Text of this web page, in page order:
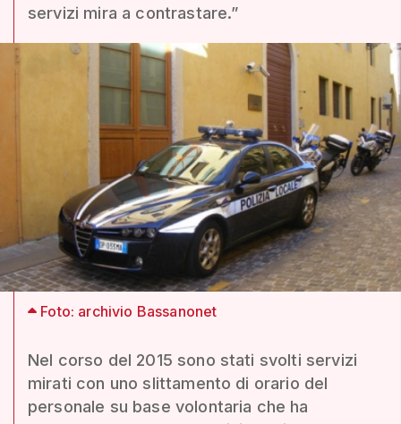
servizi mira a contrastare.”
Foto: archivio Bassanonet
Nel corso del 2015 sono stati svolti servizi
mirati con uno slittamento di orario del
personale su base volontaria che ha